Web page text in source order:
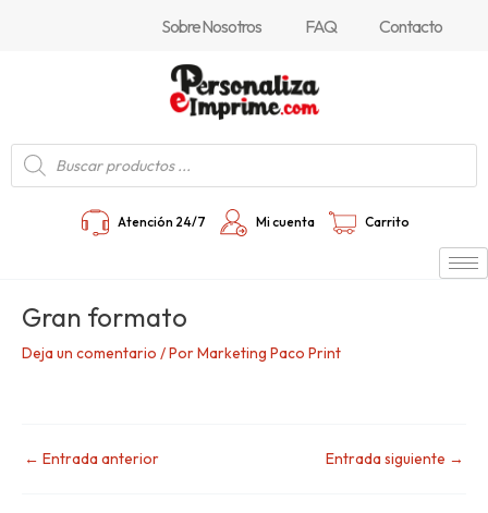
Sobre Nosotros FAQ Contacto
Búsqueda
de
productos
Atención 24/7 Mi cuenta Carrito
Gran formato
Deja un comentario / PorMarketing Paco Print
← Entrada anterior Entrada siguiente →